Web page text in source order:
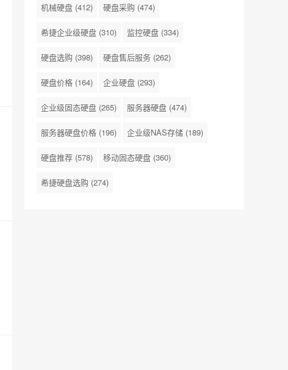
机械硬盘 (412) 硬盘采购 (474)
希捷企业级硬盘 (310) 监控硬盘 (334)
硬盘选购 (398) 硬盘售后服务 (262)
硬盘价格 (164) 企业硬盘 (293)
企业级固态硬盘 (265) 服务器硬盘 (474)
服务器硬盘价格 (196) 企业级NAS存储 (189)
硬盘推荐 (578) 移动固态硬盘 (360)
希捷硬盘选购 (274)